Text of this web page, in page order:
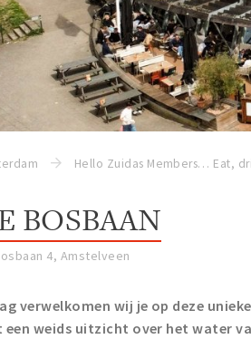
Hello Zuidas Members Eat,
BOSBAAN
4, Amstelveen
verwelkomen wij je op deze
een weids uitzicht over het water